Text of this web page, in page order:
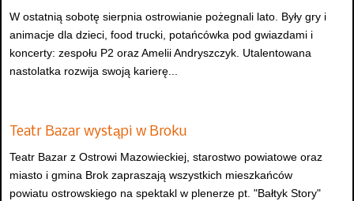
W ostatnią sobotę sierpnia ostrowianie pożegnali lato. Były gry i
animacje dla dzieci, food trucki, potańcówka pod gwiazdami i
koncerty: zespołu P2 oraz Amelii Andryszczyk. Utalentowana
nastolatka rozwija swoją karierę...
Teatr Bazar wystąpi w Broku
Teatr Bazar z Ostrowi Mazowieckiej, starostwo powiatowe oraz
miasto i gmina Brok zapraszają wszystkich mieszkańców
powiatu ostrowskiego na spektakl w plenerze pt. "Bałtyk Story"